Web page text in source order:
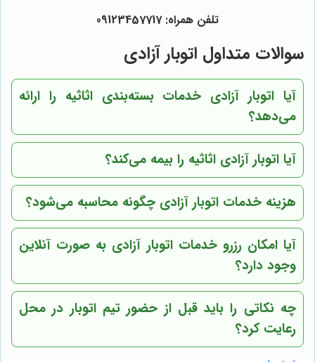
تلفن همراه: 09123457717
سوالات متداول اتوبار آزادی
آیا اتوبار آزادی خدمات بسته‌بندی اثاثیه را ارائه
می‌دهد؟
آیا اتوبار آزادی اثاثیه را بیمه می‌کند؟
هزینه خدمات اتوبار آزادی چگونه محاسبه می‌شود؟
آیا امکان رزرو خدمات اتوبار آزادی به صورت آنلاین
وجود دارد؟
چه نکاتی را باید قبل از حضور تیم اتوبار در محل
رعایت کرد؟